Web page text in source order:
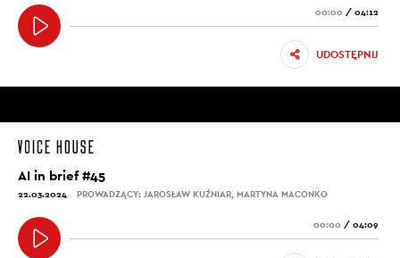
00:00 / 04:12
UDOSTĘPNIJ
AI in brief #45
22.03.2024 PROWADZĄCY: JAROSŁAW KUŹNIAR, MARTYNA MACONKO
00:00 / 04:09